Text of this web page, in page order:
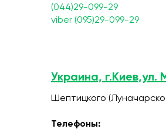
(044)29-099-29
viber (095)29-099-29
Украина,
Шептицкого
Телефоны: